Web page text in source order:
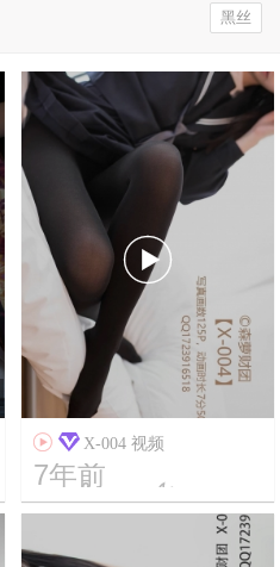
黑丝

 X-004 视频
7年前
12 59664